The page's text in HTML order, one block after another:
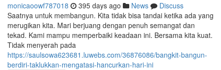
monicaoowf787018 395 days ago News
Discuss
Saatnya untuk membangun. Kita tidak bisa tandai ketika ada yang
merugikan kita. Mari berjuang dengan penuh semangat dan
tekad. Kami mampu memperbaiki keadaan ini. Bersama kita kuat.
Tidak menyerah pada
https://saulsowa623681.luwebs.com/36876086/bangkit-bangun-
berdiri-taklukkan-mengatasi-hancurkan-hari-ini